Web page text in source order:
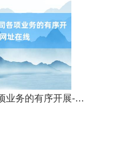
j9九游会官方其涌现为鼓动公司各项业务的有序开展-九游娱乐(中国)网址在线